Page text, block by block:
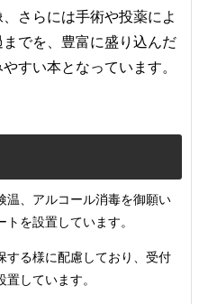
さらには手術や投薬によ
でを、豊富に盛り込んだ
すい本となっています。
温、アルコール消毒を御願い
を設置しています。
する様に配慮しており、受付
しています。